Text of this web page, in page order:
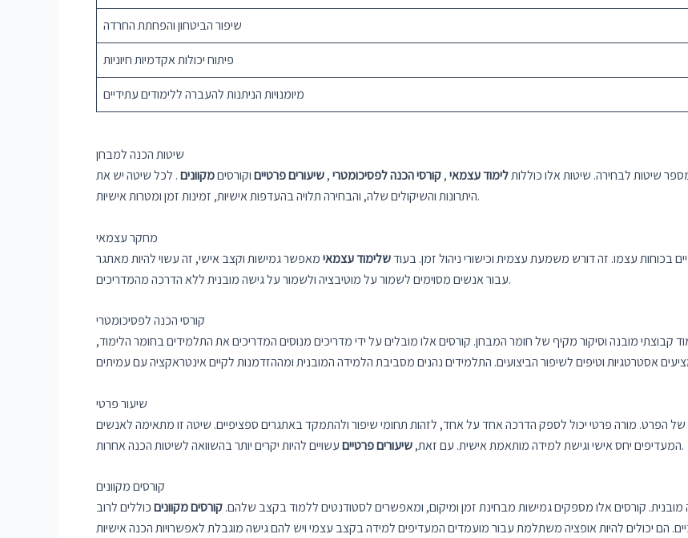
שיפור הביטחון והפחתת החרדה
פיתוח יכולות אקדמיות חיוניות
מיומנויות הניתנות להעברה ללימודים עתידיים
שיטות הכנה למבחן
שיטות לבחירה. שיטות אלו כוללותלימוד עצמאי,קורסי הכנה לפסיכומטרי,שיעורים פרטייםוקורסיםמקוונים. לכל שיטה יש את
היתרונות והשיקולים שלה, והבחירה תלויה בהעדפות אישיות, זמינות זמן ומטרות אישיות.
מחקר עצמאי
בכוחות עצמו. זה דורש משמעת עצמית וכישורי ניהול זמן. בעודשלימוד עצמאימאפשר גמישות וקצב אישי, זה עשוי להיות מאתגר
עבור אנשים מסוימים לשמור על מוטיבציה ולשמור על גישה מובנית ללא הדרכה מהמדריכים.
קורסי הכנה לפסיכומטרי
קבוצתי מובנה וסיקור מקיף של חומר המבחן. קורסים אלו מובלים על ידי מדריכים מנוסים המדריכים את התלמידים בחומר הלימוד,
שיעור פרטי
הפרט. מורה פרטי יכול לספק הדרכה אחד על אחד, לזהות תחומי שיפור ולהתמקד באתגרים ספציפיים. שיטה זו מתאימה לאנשים
המעדיפים יחס אישי וגישת למידה מותאמת אישית. עם זאת,שיעורים פרטיים עשויים להיות יקרים יותר בהשוואה לשיטות הכנה אחרות.
קורסים מקוונים
קורסים אלו מספקים גמישות מבחינת זמן ומיקום, ומאפשרים לסטודנטים ללמוד בקצב שלהם.קורסים מקווניםכוללים לרוב